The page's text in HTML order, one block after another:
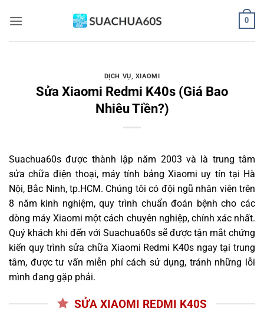
qua
0
DỊCH VỤ, XIAOMI
Sửa Xiaomi Redmi K40s (Giá Bao
Nhiêu Tiền?)
Suachua60s được thành lập năm 2003 và là trung tâm
sửa chữa điện thoại, máy tính bảng Xiaomi uy tín tại Hà
Nội, Bắc Ninh, tp.HCM. Chúng tôi có đội ngũ nhân viên trên
8 năm kinh nghiệm, quy trình chuẩn đoán bệnh cho các
dòng máy Xiaomi một cách chuyên nghiệp, chính xác nhất.
Quý khách khi đến với Suachua60s sẽ được tận mắt chứng
kiến quy trình sửa chữa Xiaomi Redmi K40s ngay tại trung
tâm, được tư vấn miễn phí cách sử dụng, tránh những lỗi
mình đang gặp phải.
SỬA XIAOMI REDMI K40S